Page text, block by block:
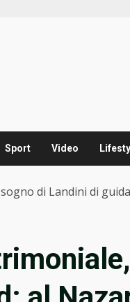
Sport Video
di Landini di